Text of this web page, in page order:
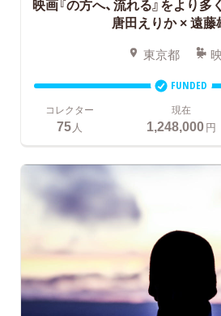
唐田えりか × 遠藤
東京都
FUNDED
コレクター
75 人
現在
1,248,000円